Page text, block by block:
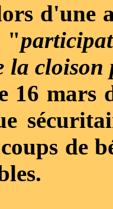
d'une
"
la cloison
16 mars
de